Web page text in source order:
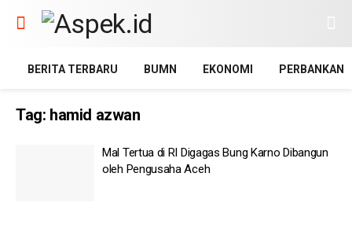
BERITA TERBARU BUMN EKONOMI PERBANKAN
Tag: hamid azwan
Mal Tertua di RI Digagas Bung Karno Dibangun
oleh Pengusaha Aceh